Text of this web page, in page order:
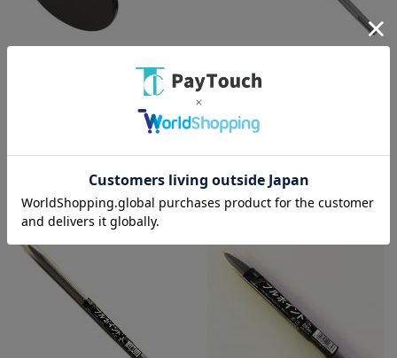
ラクダ 電動ハンマー用ランマ
17H×270mm×140φ 10044
SK11 SDSブルポイント
在庫：○